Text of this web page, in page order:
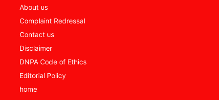
About us
Complaint Redressal
Contact us
Disclaimer
DNPA Code of Ethics
Editorial Policy
home